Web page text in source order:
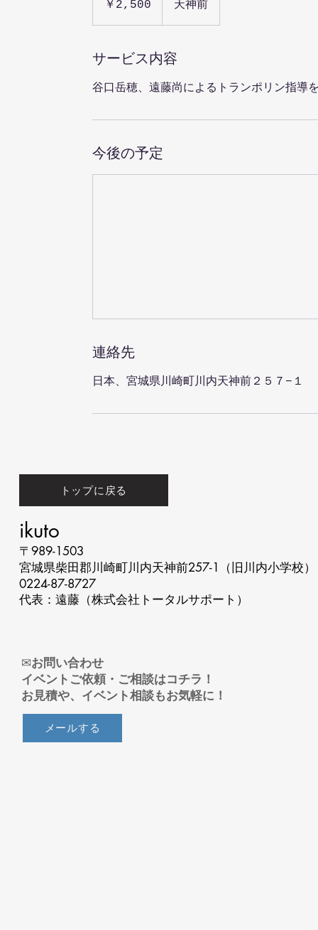
￥2,500 天神前
サービス内容
谷口岳穂、遠藤尚によるトランポリン指導
今後の予定
連絡先
日本、宮城県川崎町川内天神前２５７−１
トップに戻る
ikuto
〒989-1503
宮城県柴田郡川崎町川内天神前257-1（旧川内小学校）
0224-87-8727​
代表：遠藤（​​株式会社トータルサポート）
​✉お問い合わせ
イベントご依頼・ご相談はコチラ！
​お見積や、イベント相談もお気軽に！
メールする